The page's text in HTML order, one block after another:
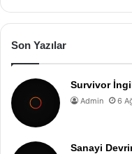
Son Yazılar
Survivor
Admin 6
Sanayi